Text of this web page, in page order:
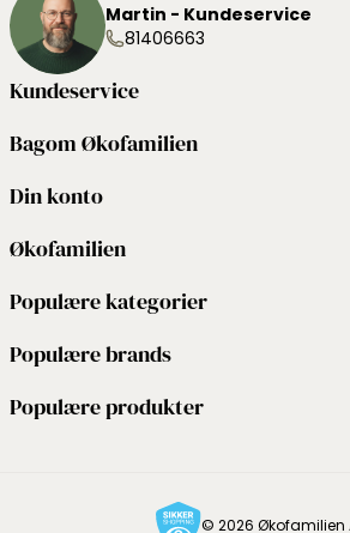
Martin - Kundeservice
81406663
Kundeservice
Bagom Økofamilien
Din konto
Økofamilien
Populære kategorier
Populære brands
Populære produkter
© 2026 Økofamilien